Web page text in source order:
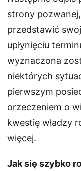
strony
przedstawić
upłynięciu
wyznaczona
niektórych
pierwszym
orzeczeniem o
kwestię władzy
więcej.
Jak się szybko